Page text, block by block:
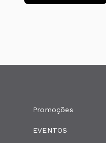
Promoções
EVENTOS